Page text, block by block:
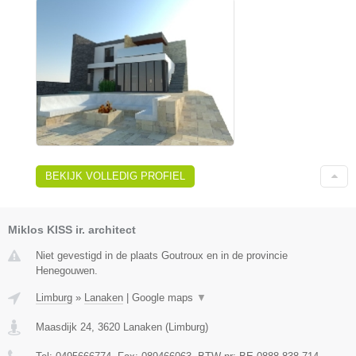
BEKIJK VOLLEDIG PROFIEL
Miklos KISS ir. architect
Niet gevestigd in de plaats Goutroux en in de provincie
Henegouwen.
Limburg » Lanaken Google maps ▼
Maasdijk 24, 3620 Lanaken (Limburg)